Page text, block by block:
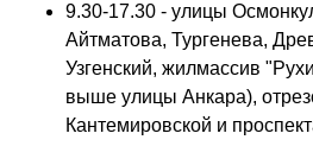
9.30-17.30 - улицы
Айтматова, Тургенева,
Узгенский, жилмассив
выше улицы Анкара),
Кантемировской и